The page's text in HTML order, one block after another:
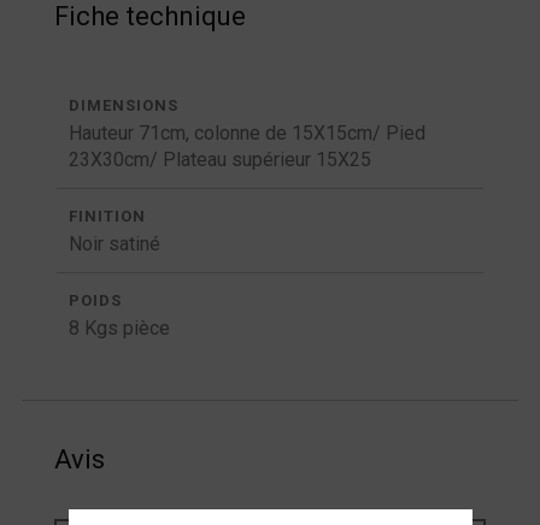
Fiche technique
DIMENSIONS
Hauteur 71cm, colonne de 15X15cm/ Pied
23X30cm/ Plateau supérieur 15X25
FINITION
Noir satiné
POIDS
8 Kgs pièce
Avis